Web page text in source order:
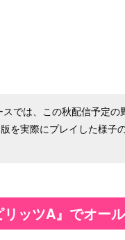
では、この秋配信予定
を実際にプレイした様子
リッツA』でオー